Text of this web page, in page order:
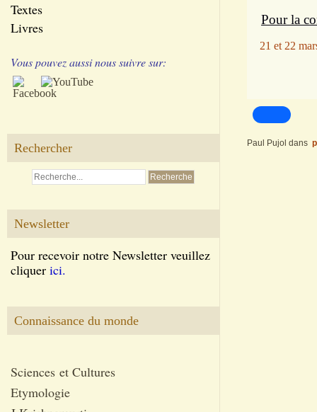
Textes
Livres
Vous pouvez aussi nous suivre sur:
Rechercher
Newsletter
Pour recevoir notre Newsletter veuillez
cliquer ici.
Connaissance du monde
Sciences et Cultures
Etymologie
Pour la
21 et 22
Paul Pujol dans